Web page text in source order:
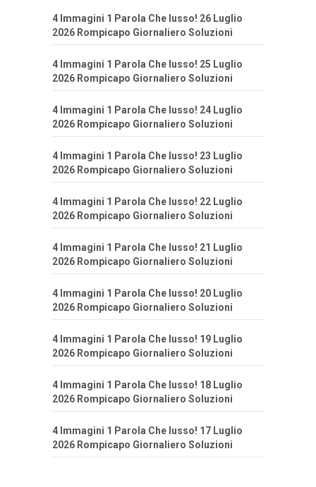
4 Immagini 1 Parola Che lusso! 26 Luglio
2026 Rompicapo Giornaliero Soluzioni
4 Immagini 1 Parola Che lusso! 25 Luglio
2026 Rompicapo Giornaliero Soluzioni
4 Immagini 1 Parola Che lusso! 24 Luglio
2026 Rompicapo Giornaliero Soluzioni
4 Immagini 1 Parola Che lusso! 23 Luglio
2026 Rompicapo Giornaliero Soluzioni
4 Immagini 1 Parola Che lusso! 22 Luglio
2026 Rompicapo Giornaliero Soluzioni
4 Immagini 1 Parola Che lusso! 21 Luglio
2026 Rompicapo Giornaliero Soluzioni
4 Immagini 1 Parola Che lusso! 20 Luglio
2026 Rompicapo Giornaliero Soluzioni
4 Immagini 1 Parola Che lusso! 19 Luglio
2026 Rompicapo Giornaliero Soluzioni
4 Immagini 1 Parola Che lusso! 18 Luglio
2026 Rompicapo Giornaliero Soluzioni
4 Immagini 1 Parola Che lusso! 17 Luglio
2026 Rompicapo Giornaliero Soluzioni